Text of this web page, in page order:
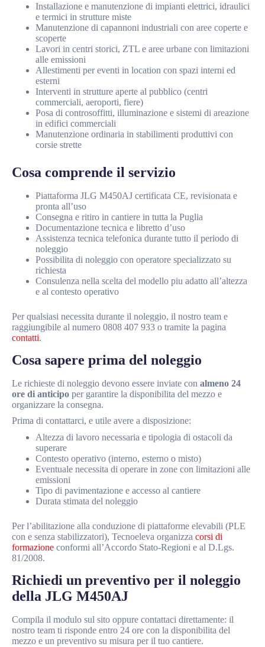
Installazione e manutenzione di impianti elettrici, idraulici
e termici in strutture miste
Manutenzione di capannoni industriali con aree coperte e
scoperte
Lavori in centri storici, ZTL e aree urbane con limitazioni
alle emissioni
Allestimenti per eventi in location con spazi interni ed
esterni
Interventi in strutture aperte al pubblico (centri
commerciali, aeroporti, fiere)
Posa di controsoffitti, illuminazione e sistemi di areazione
in edifici commerciali
Manutenzione ordinaria in stabilimenti produttivi con
corsie strette
Cosa comprende il servizio
Piattaforma JLG M450AJ certificata CE, revisionata e
pronta all’uso
Consegna e ritiro in cantiere in tutta la Puglia
Documentazione tecnica e libretto d’uso
Assistenza tecnica telefonica durante tutto il periodo di
noleggio
Possibilita di noleggio con operatore specializzato su
richiesta
Consulenza nella scelta del modello piu adatto all’altezza
e al contesto operativo
Per qualsiasi necessita durante il noleggio, il nostro team e
raggiungibile al numero 0808 407 933 o tramite la pagina
contatti.
Cosa sapere prima del noleggio
Le richieste di noleggio devono essere inviate con almeno 24
ore di anticipo per garantire la disponibilita del mezzo e
organizzare la consegna.
Prima di contattarci, e utile avere a disposizione:
Altezza di lavoro necessaria e tipologia di ostacoli da
superare
Contesto operativo (interno, esterno o misto)
Eventuale necessita di operare in zone con limitazioni alle
emissioni
Tipo di pavimentazione e accesso al cantiere
Durata stimata del noleggio
Per l’abilitazione alla conduzione di piattaforme elevabili (PLE
con e senza stabilizzatori), Tecnoeleva organizza corsi di
formazione conformi all’Accordo Stato-Regioni e al D.Lgs.
81/2008.
Richiedi un preventivo per il noleggio
della JLG M450AJ
Compila il modulo sul sito oppure contattaci direttamente: il
nostro team ti risponde entro 24 ore con la disponibilita del
mezzo e un preventivo su misura per il tuo cantiere.